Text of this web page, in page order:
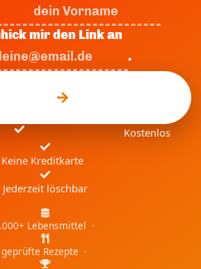
mir den Link an
.
Kostenlos
Keine Kreditkarte
Jederzeit löschbar
Lebensmittel ·
geprüfte Rezepte ·